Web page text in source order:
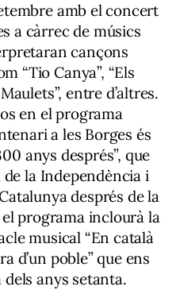
amb el concert
a càrrec de músics
cançons
“Tio Canya”, “Els
entre d’altres.
en el programa
a les Borges és
anys després”, que
la Independència i
després de la
el programa inclourà la
musical “En català
d’un poble” que ens
anys setanta.